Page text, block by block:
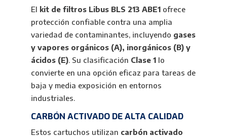
El kit de filtros Libus BLS 213 ABE1ofrece
protección confiable contra una amplia
variedad de contaminantes, incluyendo gases
y vapores orgánicos (A), inorgánicos (B) y
ácidos (E). Su clasificación Clase 1lo
convierte en una opción eficaz para tareas de
baja y media exposición en entornos
industriales.
CARBÓN ACTIVADO DE ALTA CALIDAD
Estos cartuchos utilizan carbón activado